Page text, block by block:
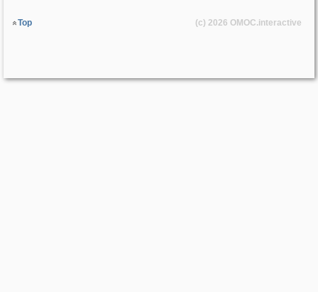
Top (c) 2026 OMOC.interactive